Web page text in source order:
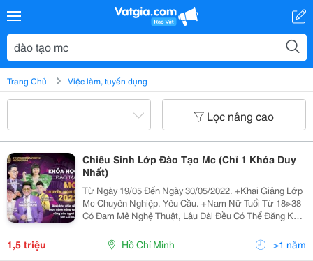
Trang Chủ Việc làm, tuyển dụng
Lọc nâng cao
Chiêu Sinh Lớp Đào Tạo Mc (Chỉ 1 Khóa Duy
Nhất)
Từ Ngày 19/05 Đến Ngày 30/05/2022. +Khai Giảng Lớp
Mc Chuyên Nghiệp. Yêu Cầu. +Nam Nữ Tuổi Từ 18≫38
Có Đam Mê Nghệ Thuật, Lâu Dài Đều Có Thể Đăng Ký
Tham Gia. + Số Lượng 10 Bạn/Lớp. Phí Học : Tháng
1,5Tr Khóa 3 Tháng. + Ngoại Hình Dễ...
1,5 triệu Hồ Chí Minh >1 năm